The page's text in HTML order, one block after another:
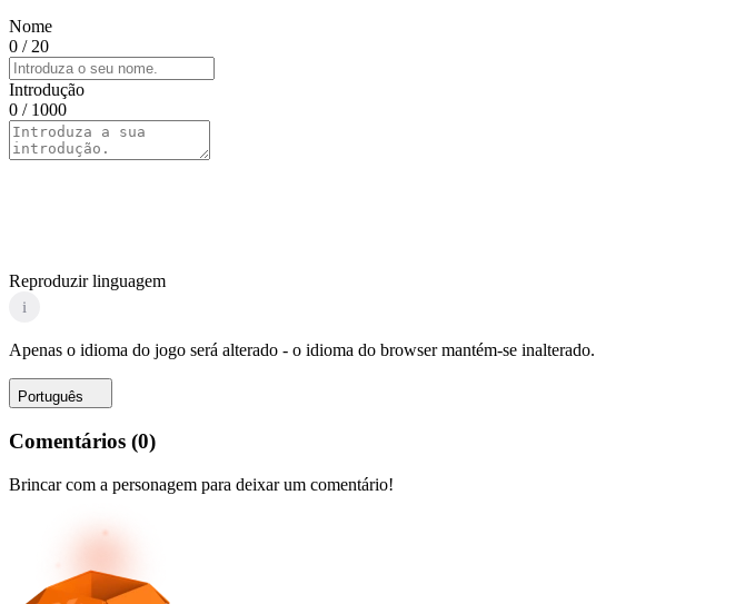
Nome
0 / 20
Introdução
0 / 1000
Reproduzir linguagem
i
Apenas o idioma do jogo será alterado - o idioma do browser mantém-se inalterado.
Português
Comentários (0)
Brincar com a personagem para deixar um comentário!